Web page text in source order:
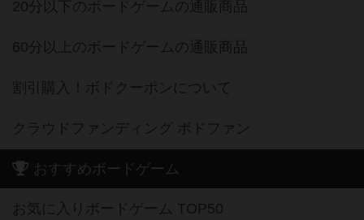
20分以下のボードゲームの通販商品
60分以上のボードゲームの通販商品
割引購入！ボドクーポンについて
クラウドファンディング ボドファン
おすすめボードゲーム
お気に入りボードゲーム TOP50